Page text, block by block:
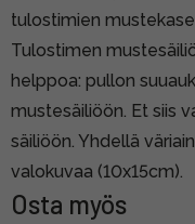
tulostimien
Tulostimen
helppoa: pullon
mustesäiliöön. Et siis
säiliöön. Yhdellä
valokuvaa (10x15cm).
Osta myös